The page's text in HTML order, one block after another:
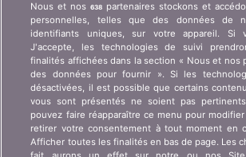
comparatifs ? Demande de presse,
publicité, ...
Qui sommes-nous ?
Contact
Publicité
Affiliation / Partenariat
LSA
Nous et nos638 partenaires stockons et
personnelles, telles que des données de
identifiants uniques, sur votre appareil. Si
J'accepte, les technologies de suivi
finalités affichées dans la section « Nous et nos
des données pour fournir ». Si les
désactivées, il est possible que certains
vous sont présentés ne soient pas
pouvez faire réapparaître ce menu pour
retirer votre consentement à tout moment en
Afficher toutes les finalités en bas de page. Les